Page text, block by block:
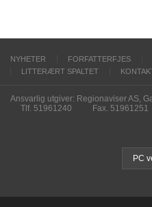
NYHETER FORFATTERFJES
LITTERÆRT SPALTET
Ansvarlig utgiver: Regionaviser AS,
Tlf. 51961240
Fax. 51961251
PC